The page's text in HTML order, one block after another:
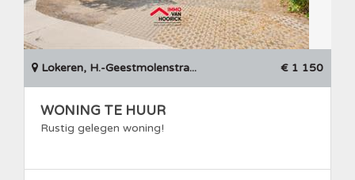
Lokeren, H.-Geestmolenstra... € 1 150
WONING TE HUUR
Rustig gelegen woning!